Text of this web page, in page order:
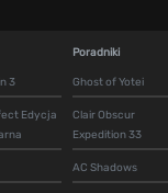
3
Edycja
Poradniki
Ghost of Yotei
Clair Obscur
Expedition 33
AC Shadows